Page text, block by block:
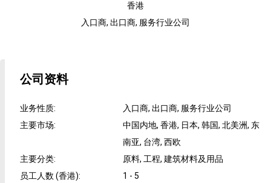
香港
入口商, 出口商, 服务行业公司
公司资料
业务性质:
入口商, 出口商, 服务行业公司
主要市场:
中国内地, 香港, 日本, 韩国, 北美洲, 东
南亚, 台湾, 西欧
主要分类:
原料, 工程, 建筑材料及用品
员工人数 (香港):
1 - 5